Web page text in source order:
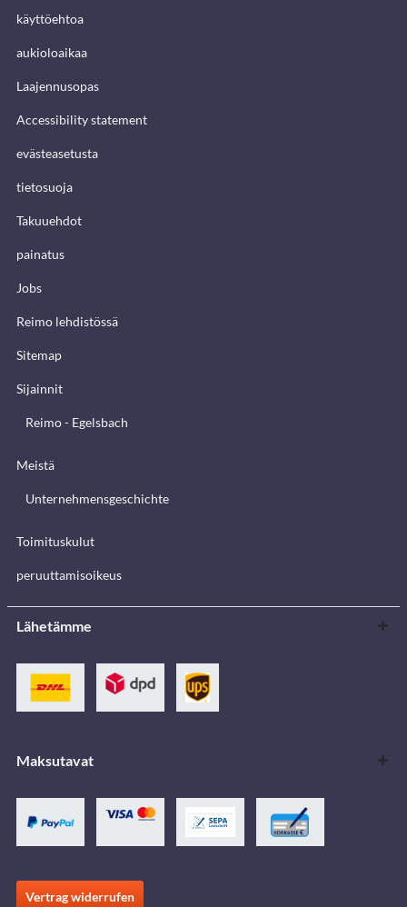
käyttöehtoa
aukioloaikaa
Laajennusopas
Accessibility statement
evästeasetusta
tietosuoja
Takuuehdot
painatus
Jobs
Reimo lehdistössä
Sitemap
Sijainnit
Reimo - Egelsbach
Meistä
Unternehmensgeschichte
Toimituskulut
peruuttamisoikeus
Lähetämme
Maksutavat
Vertrag widerrufen